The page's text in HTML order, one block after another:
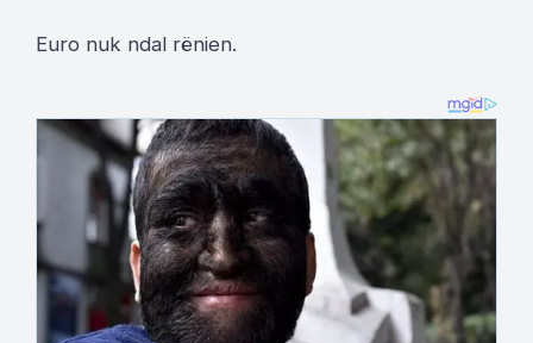
Euro nuk ndal rënien.